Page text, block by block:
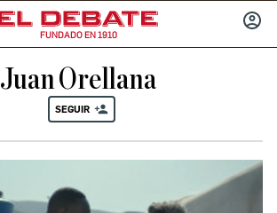
FUNDADO EN 1910
Juan Orellana
SEGUIR